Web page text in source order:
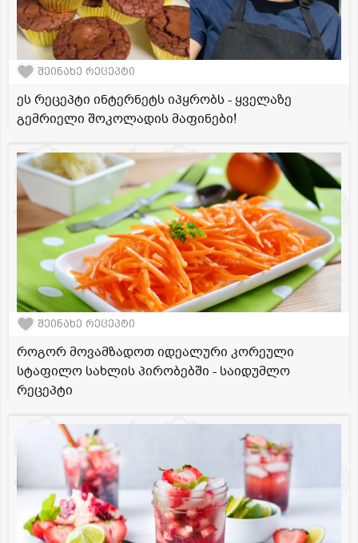
შეინახე რეცეპტი
ეს რეცეპტი ინტერნეტს იპყრობს - ყველაზე
გემრიელი შოკოლადის მაფინები!
შეინახე რეცეპტი
როგორ მოვამზადოთ იდეალური კორეული
სტაფილო სახლის პირობებში - საიდუმლო
რეცეპტი